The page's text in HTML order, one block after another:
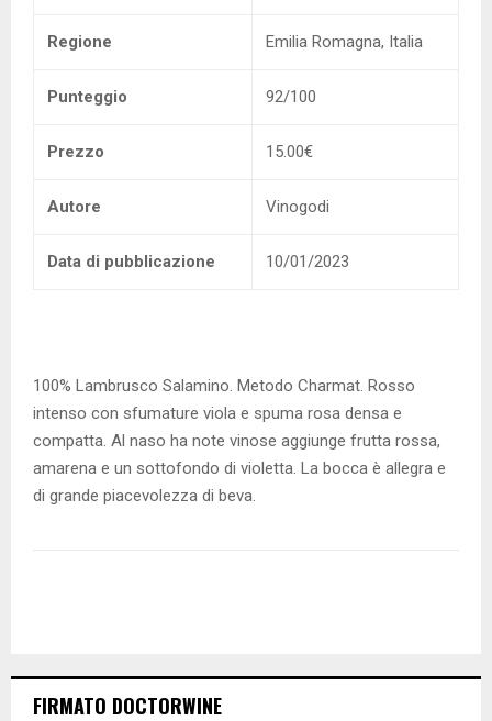
Regione Emilia Romagna, Italia
Punteggio 92/100
Prezzo 15.00€
Autore Vinogodi
Data di pubblicazione 10/01/2023
100% Lambrusco Salamino. Metodo Charmat. Rosso
intenso con sfumature viola e spuma rosa densa e
compatta. Al naso ha note vinose aggiunge frutta rossa,
amarena e un sottofondo di violetta. La bocca è allegra e
di grande piacevolezza di beva.
FIRMATO DOCTORWINE